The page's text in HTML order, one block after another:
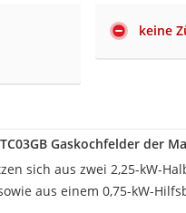
keine
Gaskochfelder der
sich aus zwei 2,25-kW-
aus einem 0,75-kW-